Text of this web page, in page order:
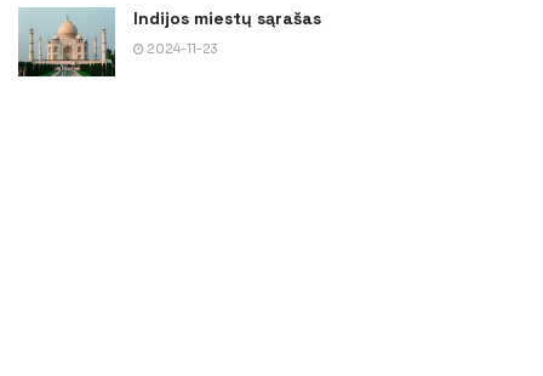
Indijos miestų sąrašas
2024-11-23